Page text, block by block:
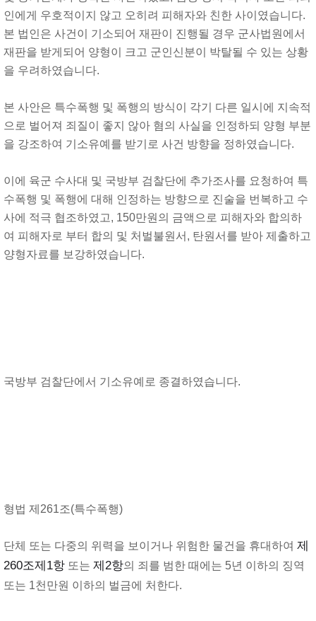
인에게 우호적이지 않고 오히려 피해자와 친한 사이였습니다.
본 법인은 사건이 기소되어 재판이 진행될 경우 군사법원에서
재판을 받게되어 양형이 크고 군인신분이 박탈될 수 있는 상황
을 우려하였습니다.
본 사안은 특수폭행 및 폭행의 방식이 각기 다른 일시에 지속적
으로 벌어져 죄질이 좋지 않아 혐의 사실을 인정하되 양형 부분
을 강조하여 기소유예를 받기로 사건 방향을 정하였습니다.
이에 육군 수사대 및 국방부 검찰단에 추가조사를 요청하여 특
수폭행 및 폭행에 대해 인정하는 방향으로 진술을 번복하고 수
사에 적극 협조하였고, 150만원의 금액으로 피해자와 합의하
여 피해자로 부터 합의 및 처벌불원서, 탄원서를 받아 제출하고
양형자료를 보강하였습니다.
국방부 검찰단에서 기소유예로 종결하였습니다.
형법 제261조(특수폭행)
단체 또는 다중의 위력을 보이거나 위험한 물건을 휴대하여 제
260조제1항 또는 제2항의 죄를 범한 때에는 5년 이하의 징역
또는 1천만원 이하의 벌금에 처한다.